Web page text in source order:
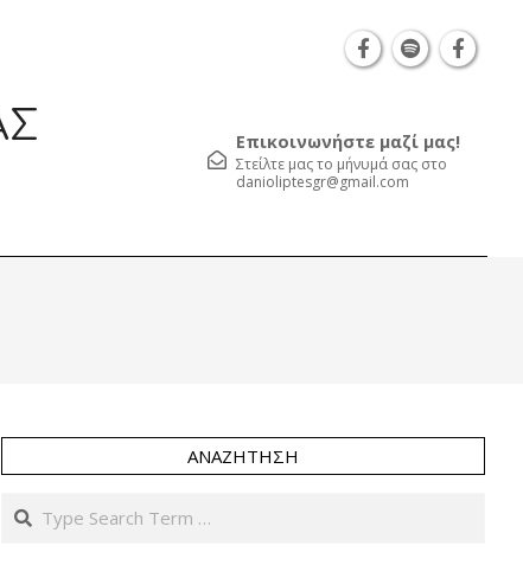
Επικοινωνήστε μαζί μας!
Στείλτε μας το μήνυμά σας στο
danioliptesgr@gmail.com
ΑΝΑΖΉΤΗΣΗ
Search